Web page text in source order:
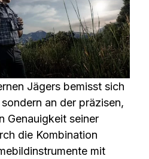
Jägers bemisst sich
an der präzisen,
Genauigkeit seiner
die Kombination
mit